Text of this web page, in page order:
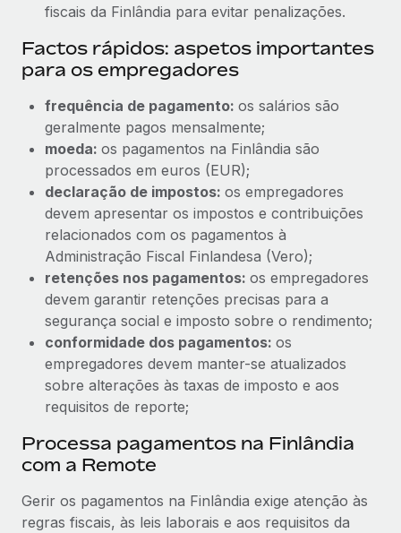
fiscais da Finlândia para evitar penalizações.
Factos rápidos: aspetos importantes
para os empregadores
frequência de pagamento: os salários são
geralmente pagos mensalmente;
moeda: os pagamentos na Finlândia são
processados em euros (EUR);
declaração de impostos: os empregadores
devem apresentar os impostos e contribuições
relacionados com os pagamentos à
Administração Fiscal Finlandesa (Vero);
retenções nos pagamentos: os empregadores
devem garantir retenções precisas para a
segurança social e imposto sobre o rendimento;
conformidade dos pagamentos: os
empregadores devem manter-se atualizados
sobre alterações às taxas de imposto e aos
requisitos de reporte;
Processa pagamentos na Finlândia
com a Remote
Gerir os pagamentos na Finlândia exige atenção às
regras fiscais, às leis laborais e aos requisitos da